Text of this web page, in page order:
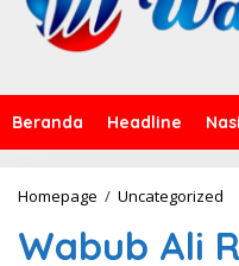
Beranda Headline
Homepage / Uncategorized
b
u
Wabub Ali